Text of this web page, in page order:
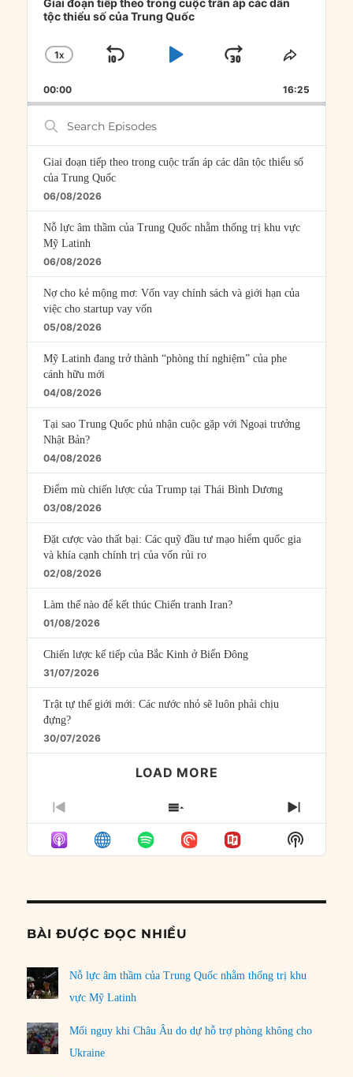
Giai đoạn tiếp theo trong cuộc trấn áp các dân
tộc thiểu số của Trung Quốc
CHANGE
RATE
1X
SKIP
PLAYJUMP
FORWARD
SHARE
00:00 16:25
Search
Episodes
Giai đoạn tiếp theo trong cuộc trấn áp các dân tộc thiểu số
của Trung Quốc
06/08/2026
Nỗ lực âm thầm của Trung Quốc nhằm thống trị khu vực
Mỹ Latinh
06/08/2026
Nợ cho kẻ mộng mơ: Vốn vay chính sách và giới hạn của
việc cho startup vay vốn
05/08/2026
Mỹ Latinh đang trở thành “phòng thí nghiệm” của phe
cánh hữu mới
04/08/2026
Tại sao Trung Quốc phủ nhận cuộc gặp với Ngoại trưởng
Nhật Bản?
04/08/2026
Điểm mù chiến lược của Trump tại Thái Bình Dương
03/08/2026
Đặt cược vào thất bại: Các quỹ đầu tư mạo hiểm quốc gia
và khía cạnh chính trị của vốn rủi ro
02/08/2026
Làm thế nào để kết thúc Chiến tranh Iran?
01/08/2026
Chiến lược kế tiếp của Bắc Kinh ở Biển Đông
31/07/2026
Trật tự thế giới mới: Các nước nhỏ sẽ luôn phải chịu
đựng?
30/07/2026
LOAD MORE
PREVIOUS
EPISODE
SHOW
EPISODES
LIST
NEXT
Show
Podcast
BÀI ĐƯỢC ĐỌC NHIỀU
Nỗ lực âm thầm của Trung Quốc nhằm thống trị khu
vực Mỹ Latinh
Mối nguy khi Châu Âu do dự hỗ trợ phòng không cho
Ukraine